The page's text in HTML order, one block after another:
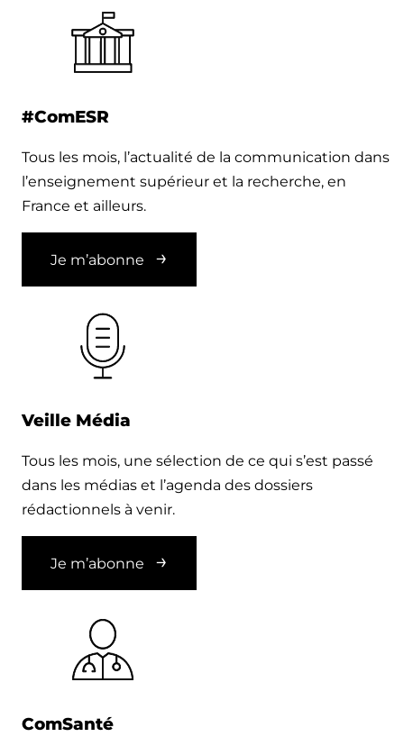
#ComESR
Tous les mois, l’actualité de la communication dans
l’enseignement supérieur et la recherche, en
France et ailleurs.
Je m’abonne
Veille Média
Tous les mois, une sélection de ce qui s’est passé
dans les médias et l’agenda des dossiers
rédactionnels à venir.
Je m’abonne
ComSanté